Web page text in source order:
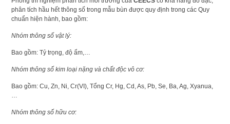
phân tích hầu hết thông số trong mẫu bùn được quy định trong các Quy
chuẩn hiện hành, bao gồm:
Nhóm thông số vật lý:
Bao gồm: Tỷ trọng, độ ẩm,…
Nhóm thông số kim loại nặng và chất độc vô cơ:
Bao gồm: Cu, Zn, Ni, Cr(VI), Tổng Cr, Hg, Cd, As, Pb, Se, Ba, Ag, Xyanua,
…
Nhóm thông số hữu cơ: